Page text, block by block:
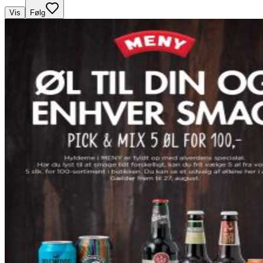
Vis Følg